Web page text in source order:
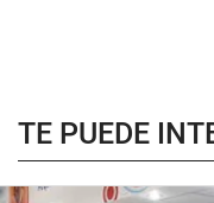
TE PUEDE